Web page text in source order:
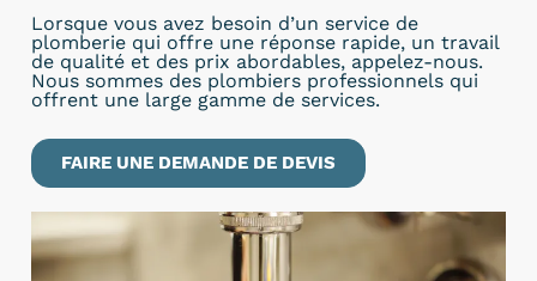
Lorsque vous avez besoin d’un service de
plomberie qui offre une réponse rapide, un travail
de qualité et des prix abordables, appelez-nous.
Nous sommes des plombiers professionnels qui
offrent une large gamme de services.
FAIRE UNE DEMANDE DE DEVIS